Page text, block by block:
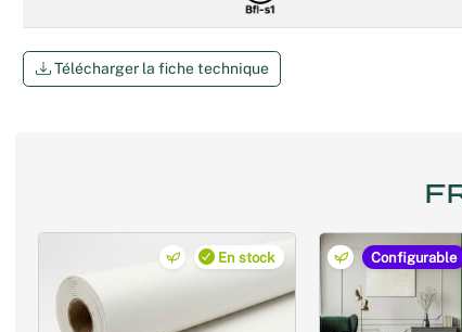
Télécharger la fiche technique
En stock Configurable